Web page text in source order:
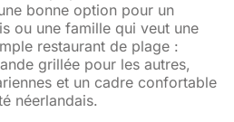
bonne option pour un
ou une famille qui veut une
restaurant de plage :
grillée pour les autres,
et un cadre confortable
néerlandais.